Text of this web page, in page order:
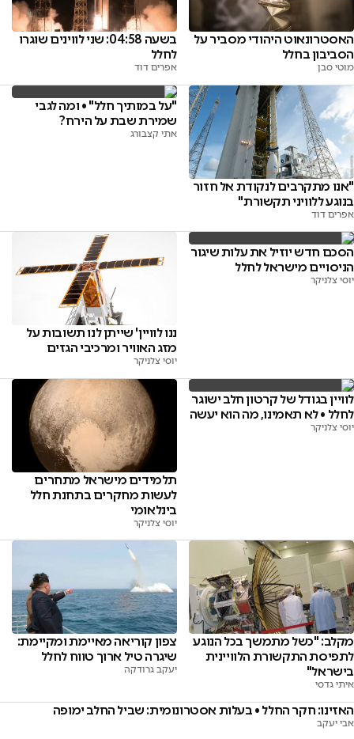
האסטרונאוט היהודי מסביר על
הסביבון בחלל
מוטי סבן
בשעה 04:58: שני לווינים שוגרו
לחלל
אפרים דוד
"אנו מתקרבים לנקודת אל חזור
בנוגע ללוויני תקשורת"
אפרים דוד
"על במותיך חלל" • ומה לגבי
שמירת שבת על הירח?
אתי קצבורג
הסכם חדש יוזיל את עלות שיגור
הניסויים מישראל לחלל
יוסי צלניקר
ננו לוויין' שייתן לנו תשובות על
מזג האוויר ומרכיבי הגזים
יוסי צלניקר
לוויין בגודל של קרטון חלב ישוגר
לחלל • לא תאמינו, מה הוא יעשה
יוסי צלניקר
תלמידים מישראל מתחרים
לעשות מחקרים בתחנת חלל
בינלאומי
יוסי צלניקר
מקלב: "כשל מתמשך בכל הנוגע
לתפיסת התקשורת הלוויינית
בישראל"
איתי גדסי
צפון קוריאה מאיימת ומקיימת:
שיגרה טיל ארוך טווח לחלל
יעקב גרודקה
האזינו: חקר החלל • בעלות אסטרונומית: שביל החלב ימופה
אבי יעקב